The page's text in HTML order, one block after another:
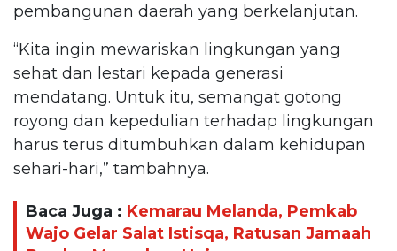
pembangunan daerah yang berkelanjutan.
“Kita ingin mewariskan lingkungan yang
sehat dan lestari kepada generasi
mendatang. Untuk itu, semangat gotong
royong dan kepedulian terhadap lingkungan
harus terus ditumbuhkan dalam kehidupan
sehari-hari,” tambahnya.
Baca Juga : Kemarau Melanda, Pemkab
Wajo Gelar Salat Istisqa, Ratusan Jamaah